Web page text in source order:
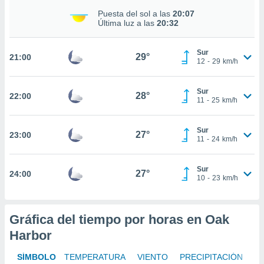
únicos
este sitio
de
traten tus
Para
u
datos
Puesta del sol a las 20:07
Última luz a las 20:32
21:00 29°
Sur
12 - 29 km/h
22:00 28°
Sur
11 - 25 km/h
23:00 27°
Sur
11 - 24 km/h
24:00 27°
Sur
10 - 23 km/h
Gráfica del tiempo por horas en Oak
Harbor
SÍMBOLO TEMPERATURA VIENTO PRECIPITACIÓN